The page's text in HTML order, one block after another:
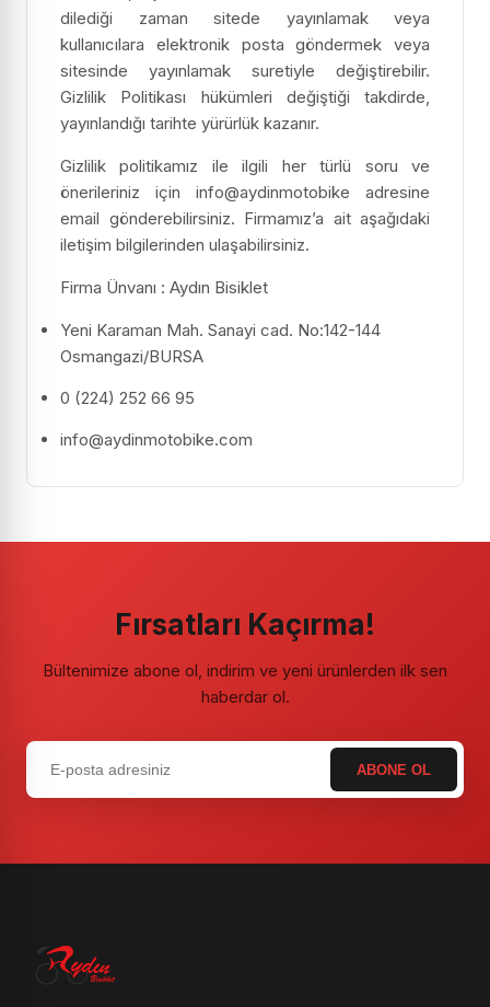
dilediği zaman sitede yayınlamak veya
kullanıcılara elektronik posta göndermek veya
sitesinde yayınlamak suretiyle değiştirebilir.
Gizlilik Politikası hükümleri değiştiği takdirde,
yayınlandığı tarihte yürürlük kazanır.
Gizlilik politikamız ile ilgili her türlü soru ve
önerileriniz için info@aydinmotobike adresine
email gönderebilirsiniz. Firmamız’a ait aşağıdaki
iletişim bilgilerinden ulaşabilirsiniz.
Firma Ünvanı : Aydın Bisiklet
Yeni Karaman Mah. Sanayi cad. No:142-144
Osmangazi/BURSA
0 (224) 252 66 95
info@aydinmotobike.com
Fırsatları Kaçırma!
Bültenimize abone ol, indirim ve yeni ürünlerden ilk sen
haberdar ol.
ABONE OL